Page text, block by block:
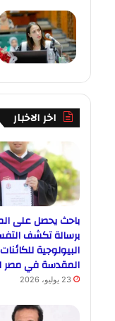
اخر الاخبار
باحث يحصل على
برسالة تكشف
البيولوجية
المقدسة في مصر
23 يوليو، 2026